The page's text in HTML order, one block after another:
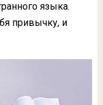
языка.
привычку, и